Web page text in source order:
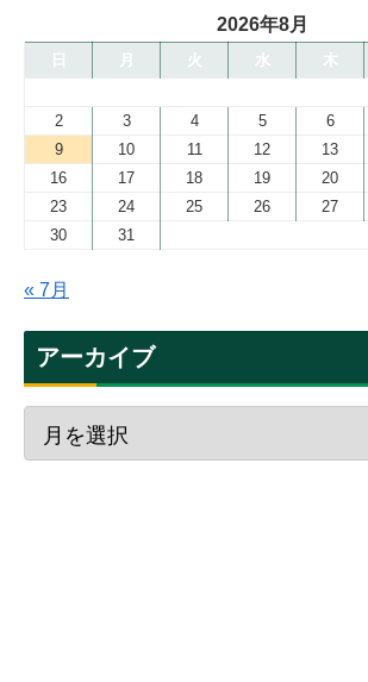
2026年8月
日 月 火 水 木
2
3 4 5 6
9
10 11 12 13
16
17 18 19 20
23
24 25 26 27
30
31
« 7月
アーカイブ